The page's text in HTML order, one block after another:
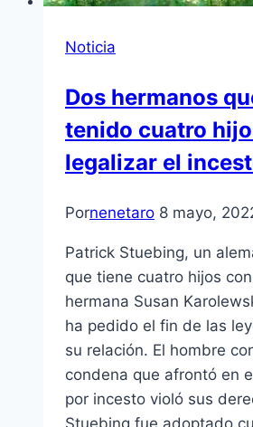
Noticia
Dos hermanos
tenido cuatro
legalizar el
Pornenetaro 8 mayo,
Patrick Stuebing, un
que tiene cuatro hijos
hermana Susan
ha pedido el fin de las
su relación. El hombre
condena que afrontó en
por incesto violó sus